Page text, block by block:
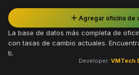
La base de datos más completa de
con tasas de cambio actuales.
ti.
Developer: VMTech
Agregar oficina de